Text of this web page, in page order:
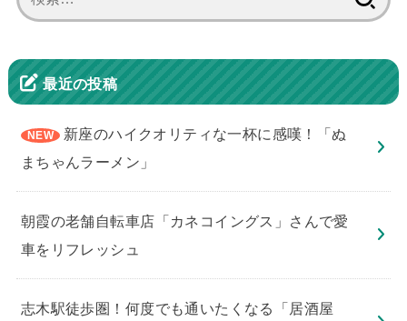
索:
最近の投稿
新座のハイクオリティな一杯に感嘆！「ぬ
まちゃんラーメン」
朝霞の老舗自転車店「カネコイングス」さんで愛
車をリフレッシュ
志木駅徒歩圏！何度でも通いたくなる「居酒屋